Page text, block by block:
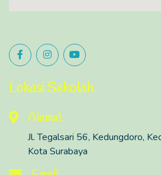
Lokasi Sekolah
Alamat
Jl. Tegalsari 56, Kedungdoro,
Kota Surabaya